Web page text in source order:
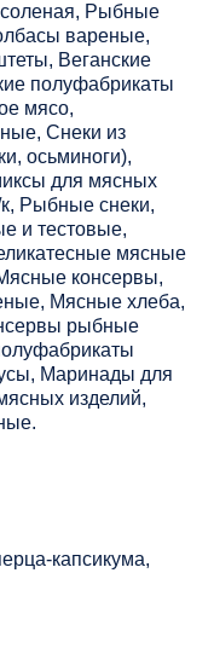
Рыбные
вареные,
Веганские
полуфабрикаты
мясо,
Снеки из
осьминоги),
для мясных
к, Рыбные снеки,
и тестовые,
мясные
консервы,
Мясные хлеба,
рыбные
Маринады для
изделий,
капсикума,